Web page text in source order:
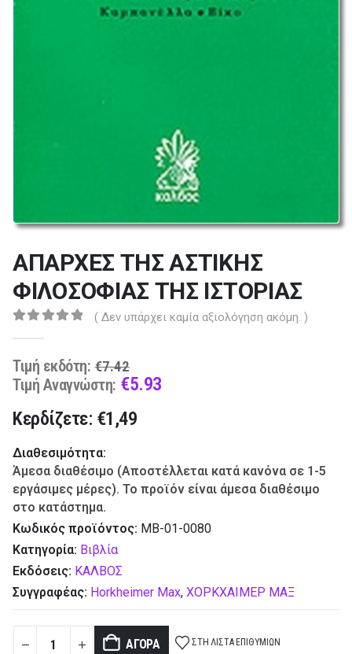
ΑΠΑΡΧΕΣ ΤΗΣ ΑΣΤΙΚΗΣ
ΦΙΛΟΣΟΦΙΑΣ ΤΗΣ ΙΣΤΟΡΙΑΣ
( Δεν υπάρχει καμία αξιολόγηση ακόμη. )
Τιμή εκδότη: €7.42
price
€7.42.
Τιμή Αναγνώστη: €5.93Current
Κερδίζετε: €1,49
Διαθεσιμότητα:
Άμεσα διαθέσιμο (Αποστέλλεται κατά κανόνα σε 1-5
εργάσιμες μέρες). Το προϊόν είναι άμεσα διαθέσιμο
στο κατάστημα.
Κωδικός προϊόντος: ΜΒ-01-0080
Κατηγορία: Βιβλία
Εκδόσεις: ΚΑΛΒΟΣ
Συγγραφέας: Horkheimer Max, ΧΟΡΚΧΑΙΜΕΡ ΜΑΞ
ΑΓΟΡΆ ΣΤΗ ΛΊΣΤΑ ΕΠΙΘΥΜΙΏΝ